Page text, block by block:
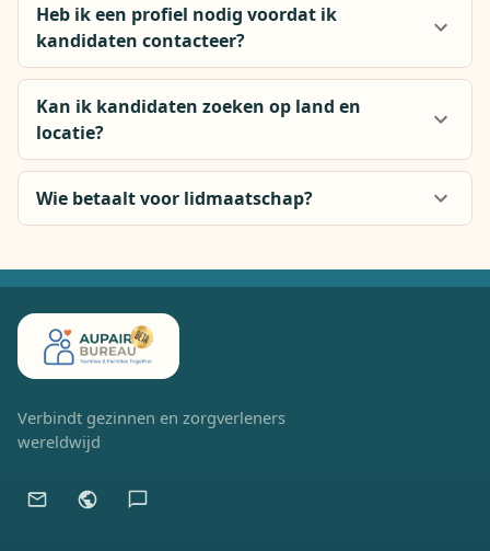
Heb ik een profiel nodig voordat ik
kandidaten contacteer?
Kan ik kandidaten zoeken op land en
locatie?
Wie betaalt voor lidmaatschap?
Verbindt gezinnen en zorgverleners
wereldwijd